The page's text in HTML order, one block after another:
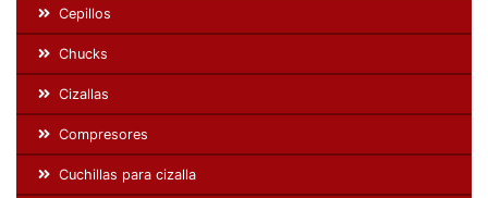
Cepillos
Chucks
Cizallas
Compresores
Cuchillas para cizalla